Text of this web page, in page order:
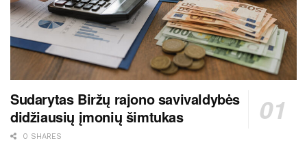
Sudarytas Biržų rajono savivaldybės
didžiausių įmonių šimtukas
0 SHARES